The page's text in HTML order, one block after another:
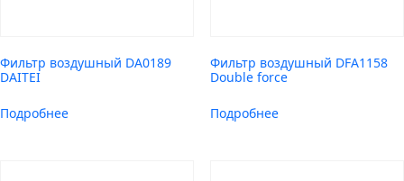
Фильтр воздушный DA0189
DAITEI
Подробнее
Фильтр воздушный DFA1158
Double force
Подробнее